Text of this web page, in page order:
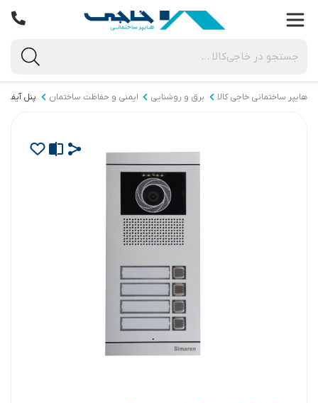
هایپر ساختمانی خاجی‌ کالا برق و روشنایی ایمنی و حفاظت ساختمان پنل